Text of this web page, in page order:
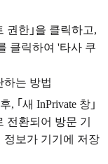
권한｣을 클릭하고,
클릭하여 '타사 쿠
는 방법
, ｢새 InPrivate 창｣
전환되어 방문 기
정보가 기기에 저장